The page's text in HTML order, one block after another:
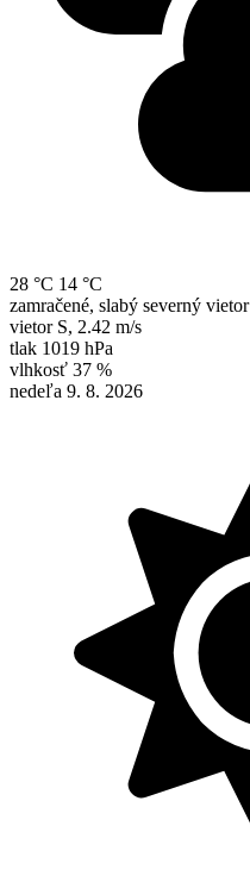
28 °C 14 °C
zamračené, slabý severný vietor
vietor S, 2.42 m/s
tlak 1019 hPa
vlhkosť 37 %
nedeľa 9. 8. 2026